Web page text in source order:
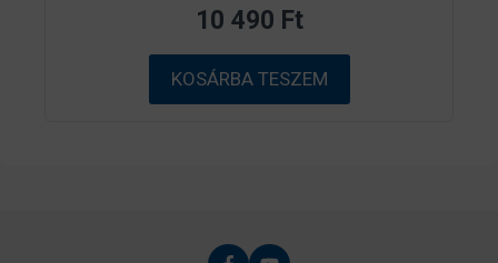
5
b
ő
l
10 490 Ft
KOSÁRBA TESZEM